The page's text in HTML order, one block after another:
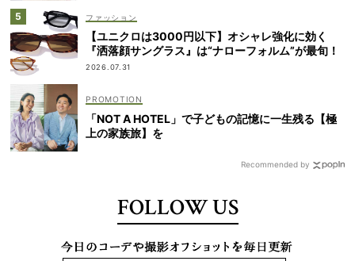
ファッション
【ユニクロは3000円以下】オシャレ強化に効く
『洒落顔サングラス』は“ナローフォルム”が最旬！
2026.07.31
「NOT A HOTEL」で子どもの記憶に一生残る【極
上の家族旅】を
Recommended by
FOLLOW US